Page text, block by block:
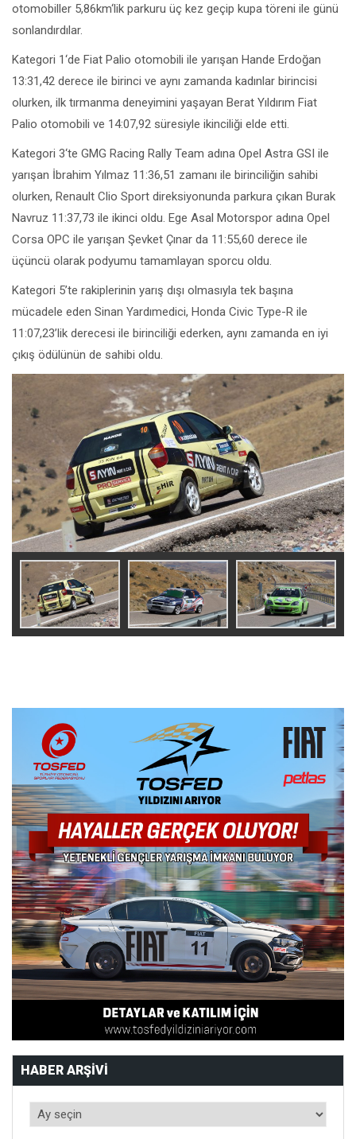
otomobiller 5,86km‘lik parkuru üç kez geçip kupa töreni ile günü
sonlandırdılar.
Kategori 1‘de Fiat Palio otomobili ile yarışan Hande Erdoğan
13:31,42 derece ile birinci ve aynı zamanda kadınlar birincisi
olurken, ilk tırmanma deneyimini yaşayan Berat Yıldırım Fiat
Palio otomobili ve 14:07,92 süresiyle ikinciliği elde etti.
Kategori 3‘te GMG Racing Rally Team adına Opel Astra GSI ile
yarışan İbrahim Yılmaz 11:36,51 zamanı ile birinciliğin sahibi
olurken, Renault Clio Sport direksiyonunda parkura çıkan Burak
Navruz 11:37,73 ile ikinci oldu. Ege Asal Motorspor adına Opel
Corsa OPC ile yarışan Şevket Çınar da 11:55,60 derece ile
üçüncü olarak podyumu tamamlayan sporcu oldu.
Kategori 5’te rakiplerinin yarış dışı olmasıyla tek başına
mücadele eden Sinan Yardımedici, Honda Civic Type-R ile
11:07,23’lik derecesi ile birinciliği ederken, aynı zamanda en iyi
çıkış ödülünün de sahibi oldu.
HABER ARŞIVI